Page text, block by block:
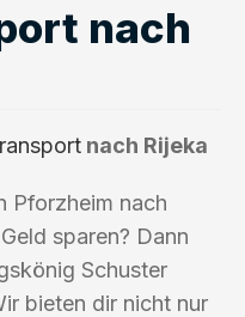
nach
nach Rijeka
Pforzheim nach
sparen? Dann
Schuster
bieten dir nicht nur